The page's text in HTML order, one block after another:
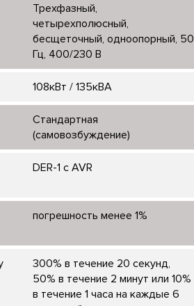
Трехфазный,
четырехполюсный,
бесщеточный, одноопорный, 50
Гц, 400/230 В
108кВт / 135кВА
Стандартная
(самовозбуждение)
DER-1 с AVR
погрешность менее 1%
300% в течение 20 секунд,
50% в течение 2 минут или 10%
в течение 1 часа на каждые 6